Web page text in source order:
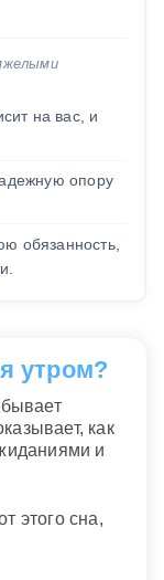
на вас, и
опору
обязанность,
утром?
как
и
этого сна,